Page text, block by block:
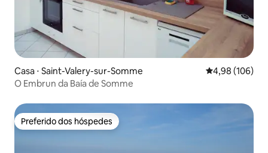
Casa ⋅ Saint-Valery-sur-Somme 4,98 de uma
4,98 (106)
O Embrun da Baía de Somme
Preferido dos hóspedes
Preferido dos hóspedes